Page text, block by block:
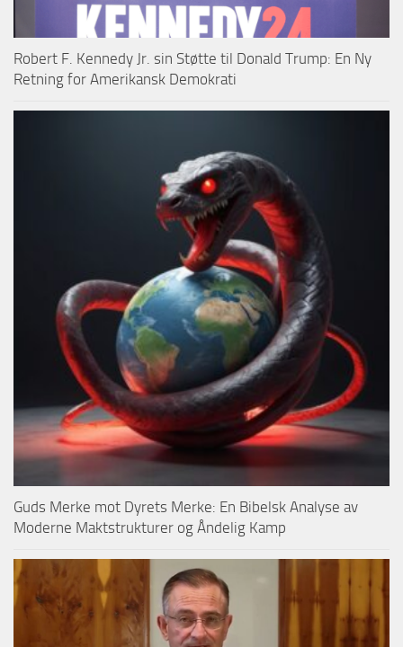
Robert F. Kennedy Jr. sin Støtte til Donald Trump: En Ny
Retning for Amerikansk Demokrati
Guds Merke mot Dyrets Merke: En Bibelsk Analyse av
Moderne Maktstrukturer og Åndelig Kamp